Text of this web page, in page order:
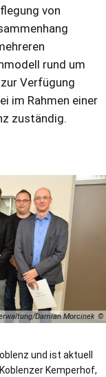
von
rund um
Verfügung
im Rahmen einer
zuständig.
Damian Morcinek
und ist aktuell
Kemperhof,